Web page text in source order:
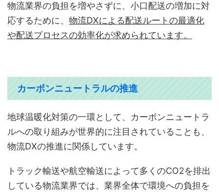
物流業界の負担を増やさずに、小口配送の増加に対
応するために、 物流DXによる配送ルートの最適化
や配送プロセスの効率化が求められています。
カーボンニュートラルの推進
地球温暖化対策の一環として、カーボンニュートラ
ルへの取り組みが世界的に注目されていることも、
物流DXの推進に関係しています。
トラック輸送や航空輸送によって多くのCO2を排出
している物流業界では、業界全体で環境への負担を